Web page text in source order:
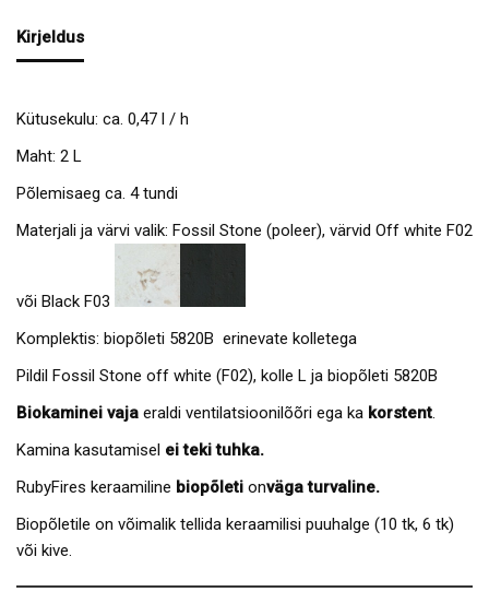
Kirjeldus
Kütusekulu: ca. 0,47 l / h
Maht: 2 L
Põlemisaeg ca. 4 tundi
Materjali ja värvi valik: Fossil Stone (poleer), värvid Off white F02
või Black F03
Komplektis: biopõleti 5820B erinevate kolletega
Pildil Fossil Stone off white (F02), kolle L ja biopõleti 5820B
Biokaminei vaja eraldi ventilatsioonilõõri ega ka korstent.
Kamina kasutamisel ei teki tuhka.
RubyFires keraamiline biopõleti onväga turvaline.
Biopõletile on võimalik tellida keraamilisi puuhalge (10 tk, 6 tk)
või kive.